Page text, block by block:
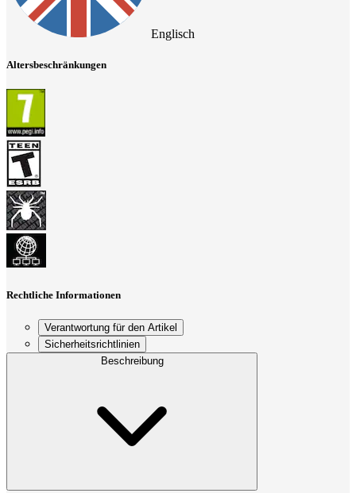
Englisch
Altersbeschränkungen
Rechtliche Informationen
Verantwortung für den Artikel
Sicherheitsrichtlinien
Beschreibung